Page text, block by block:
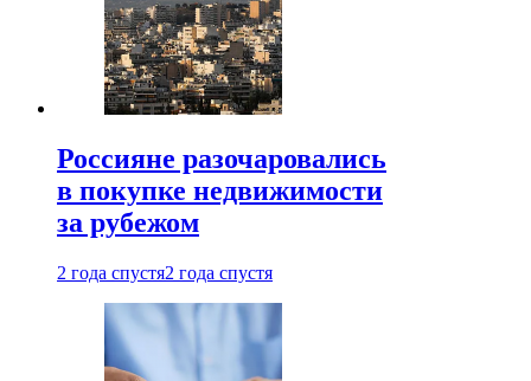
Россияне разочаровались
в покупке недвижимости
за рубежом
2 года спустя2 года спустя